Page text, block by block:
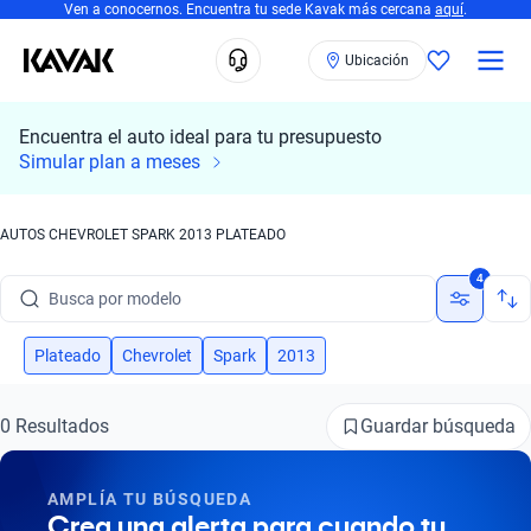
Ven a conocernos. Encuentra tu sede Kavak más cercana aquí.
Ubicación
Encuentra el auto ideal para tu presupuesto
Simular plan a meses
AUTOS CHEVROLET SPARK 2013 PLATEADO
Busca por modelo
Busca por versión
Busca por marca
Busca por modelo
4
Plateado Chevrolet Spark 2013
0 Resultados Guardar búsqueda
AMPLÍA TU BÚSQUEDA